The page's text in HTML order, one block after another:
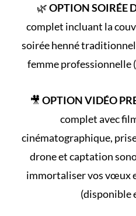
🌿OPTION SOIRÉE
complet incluant la
soirée henné
femme professionnelle
🎥 OPTION VIDÉO
complet avec
cinématographique,
drone et captation
immortaliser vos vœux
(disponible